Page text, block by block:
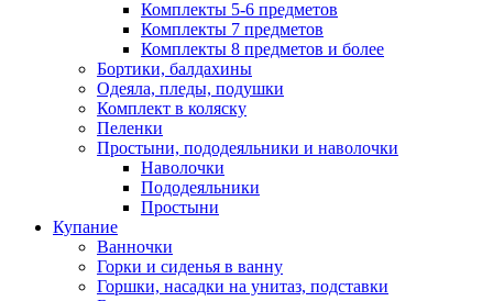
Комплекты 5-6 предметов
Комплекты 7 предметов
Комплекты 8 предметов и более
Бортики, балдахины
Одеяла, пледы, подушки
Комплект в коляску
Пеленки
Простыни, пододеяльники и наволочки
Наволочки
Пододеяльники
Простыни
Купание
Ванночки
Горки и сиденья в ванну
Горшки, насадки на унитаз, подставки